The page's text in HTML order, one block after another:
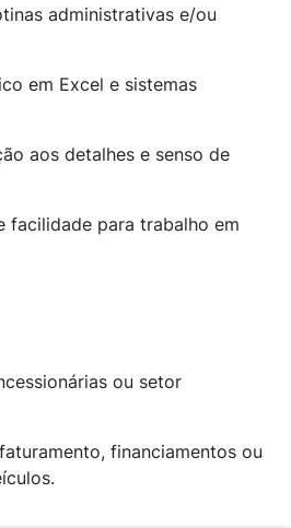
administrativas e/ou
em Excel e sistemas
aos detalhes e senso de
facilidade para trabalho em
ou setor
financiamentos ou